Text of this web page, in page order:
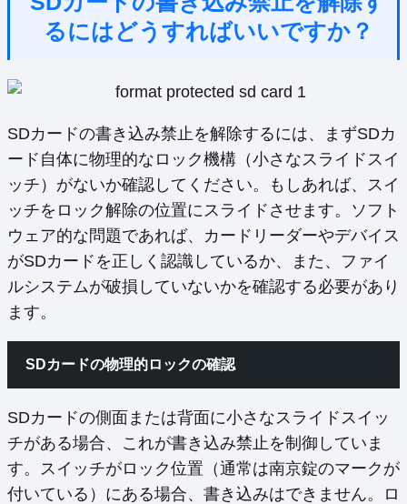
るにはどうすればいいですか？
SDカードの書き込み禁止を解除するには、まずSDカ
ード自体に物理的なロック機構（小さなスライドスイ
ッチ）がないか確認してください。もしあれば、スイ
ッチをロック解除の位置にスライドさせます。ソフト
ウェア的な問題であれば、カードリーダーやデバイス
がSDカードを正しく認識しているか、また、ファイ
ルシステムが破損していないかを確認する必要があり
ます。
SDカードの物理的ロックの確認
SDカードの側面または背面に小さなスライドスイッ
チがある場合、これが書き込み禁止を制御していま
す。スイッチがロック位置（通常は南京錠のマークが
付いている）にある場合、書き込みはできません。ロ